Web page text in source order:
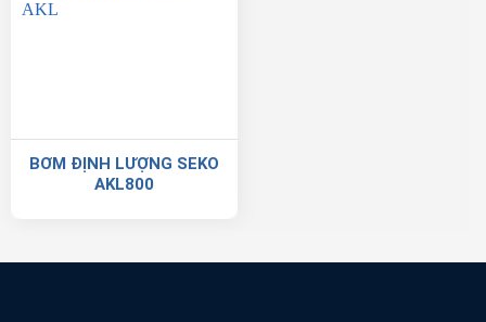
BƠM ĐỊNH LƯỢNG SEKO
AKL800